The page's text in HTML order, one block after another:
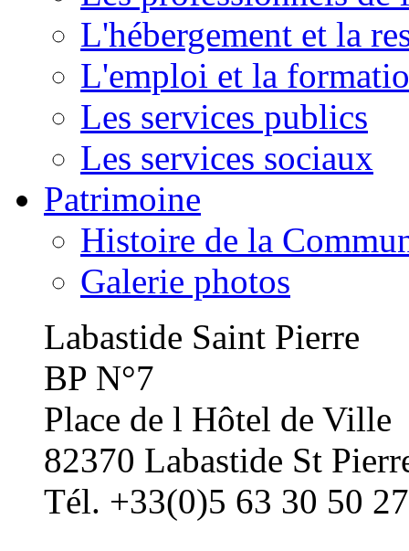
L'hébergement et la
L'emploi et la
Les services publics
Les services sociaux
Patrimoine
Histoire de la
Galerie photos
Labastide Saint Pierre
BP N°7
Place de l Hôtel de Ville
82370 Labastide St
Tél. +33(0)5 63 30 50 27